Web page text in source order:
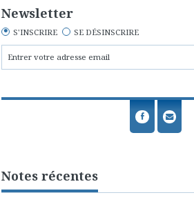
Newsletter
S'INSCRIRE SE DÉSINSCRIRE
Notes récentes